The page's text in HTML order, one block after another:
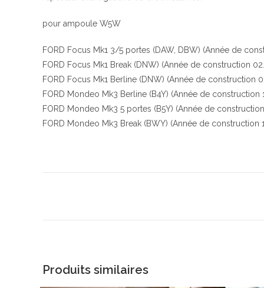
pour ampoule W5W
FORD Focus Mk1 3/5 portes (DAW, DBW) (Année de
FORD Focus Mk1 Break (DNW) (Année de construction
FORD Focus Mk1 Berline (DNW) (Année de construction
FORD Mondeo Mk3 Berline (B4Y) (Année de construction
FORD Mondeo Mk3 5 portes (B5Y) (Année de
FORD Mondeo Mk3 Break (BWY) (Année de construction
Produits similaires